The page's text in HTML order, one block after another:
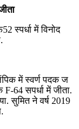
स्पर्धा में विनोद
में स्‍वर्ण पदक ज
64 सपर्धा में जीता.
सुमित ने वर्ष 2019